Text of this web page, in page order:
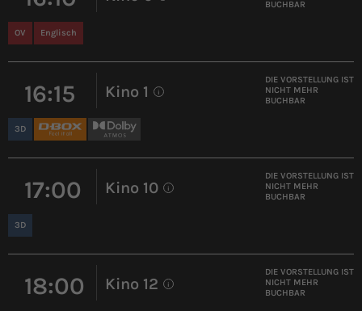
OV Englisch
BUCHBAR
16:15 Kino 1 i
3D
DIE VORSTELLUNG IST
NICHT MEHR
BUCHBAR
17:00 Kino 10 i
3D
DIE VORSTELLUNG IST
NICHT MEHR
BUCHBAR
18:00 Kino 12 i
DIE VORSTELLUNG IST
NICHT MEHR
BUCHBAR